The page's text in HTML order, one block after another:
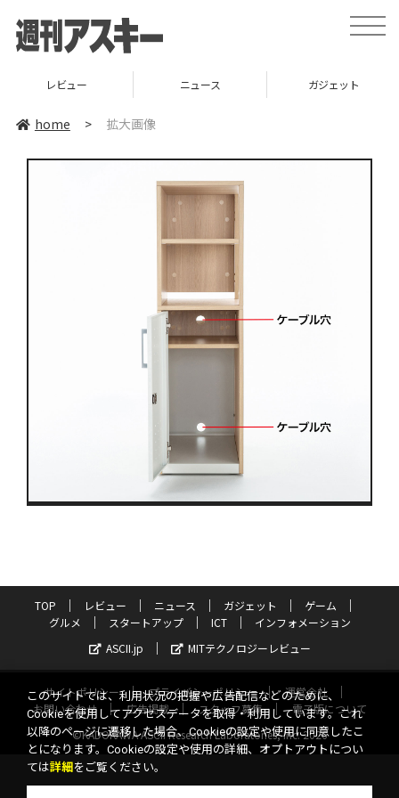
toggle
レビュー ニュース ガジェット
home > 拡大画像
TOP レビュー ニュース ガジェット
ゲーム
グルメ
スタートアップ ICT
インフォメーション
ASCII.jp
MITテクノロジーレビュー
サイトポリシー プライバシーポリシー
運営会社
お問い合わせ
広告掲載 スタッフ募集
電子版について
©KADOKAWA ASCII Research Laboratories, Inc. 2026
このサイトでは、利用状況の把握や広告配信などのために、
Cookieを使用してアクセスデータを取得・利用しています。これ
以降のページに遷移した場合、Cookieの設定や使用に同意したこ
とになります。Cookieの設定や使用の詳細、オプトアウトについ
ては詳細 をご覧ください。